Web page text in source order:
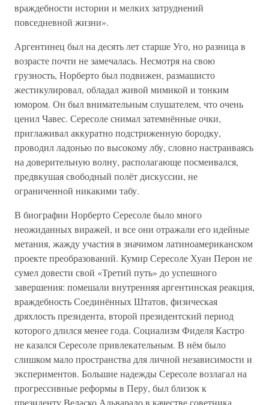
враждебности истории и мелких затруднений
повседневной жизни».
Аргентинец был на десять лет старше Уго, но разница в
возрасте почти не замечалась. Несмотря на свою
грузность, Норберто был подвижен, размашисто
жестикулировал, обладал живой мимикой и тонким
юмором. Он был внимательным слушателем, что очень
ценил Чавес. Сересоле снимал затемнённые очки,
приглаживал аккуратно подстриженную бородку,
проводил ладонью по высокому лбу, словно настраиваясь
на доверительную волну, располагающе посмеивался,
предвкушая свободный полёт дискуссии, не
ограниченной никакими табу.
В биографии Норберто Сересоле было много
неожиданных виражей, и все они отражали его идейные
метания, жажду участия в значимом латиноамериканском
проекте преобразований. Кумир Сересоле Хуан Перон не
сумел довести свой «Третий путь» до успешного
завершения: помешали внутренняя аргентинская реакция,
враждебность Соединённых Штатов, физическая
дряхлость президента, второй президентский период
которого длился менее года. Социализм Фиделя Кастро
не казался Сересоле привлекательным. В нём было
слишком мало пространства для личной независимости и
экспериментов. Большие надежды Сересоле возлагал на
прогрессивные реформы в Перу, был близок к
президенту Веласко Альварадо в качестве советника,